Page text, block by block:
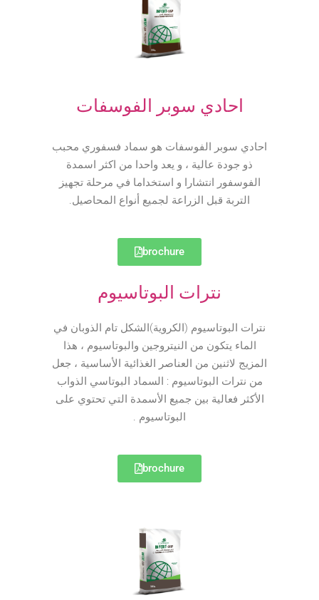
احادي سوبر الفوسفات
احادي سوبر الفوسفات هو سماد فسفوري محبب
ذو جودة عالية ، و يعد واحدا من اكثر اسمدة
الفوسفور انتشارا و استخداما في مرحلة تجهيز
التربة قبل الزراعة لجميع أنواع المحاصيل.
brochure
نترات البوتاسيوم
نترات البوتاسيوم (الكروية)الشكل تام الذوبان في
الماء يتكون من النيتروجين والبوتاسيوم ، هذا
المزيج لاثنين من العناصر الغذائية الأساسية ، جعل
من نترات البوتاسيوم : السماد البوتاسي الذواب
الأكثر فعالية بين جميع الأسمدة التي تحتوي على
البوتاسيوم .
brochure